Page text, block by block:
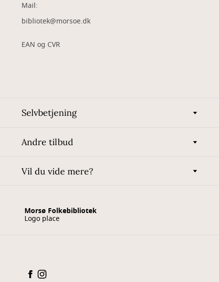
Mail:
bibliotek@morsoe.dk
EAN og CVR
Selvbetjening
Andre tilbud
Vil du vide mere?
Morsø Folkebibliotek
Logo place